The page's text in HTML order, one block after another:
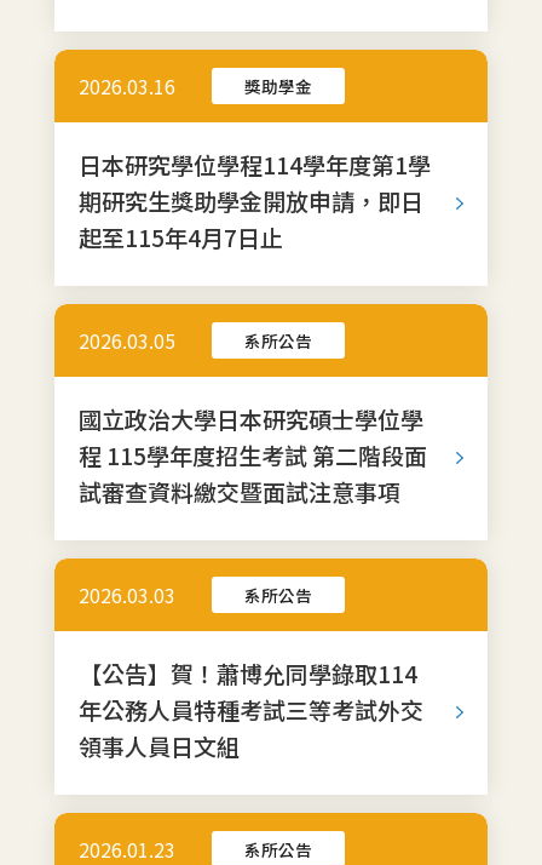
2026.03.16 獎助學金
日本研究學位學程114學年度第1學
期研究生獎助學金開放申請，即日
起至115年4月7日止
2026.03.05 系所公告
國立政治大學日本研究碩士學位學
程 115學年度招生考試 第二階段面
試審查資料繳交暨面試注意事項
2026.03.03 系所公告
【公告】賀！蕭博允同學錄取114
年公務人員特種考試三等考試外交
領事人員日文組
2026.01.23 系所公告